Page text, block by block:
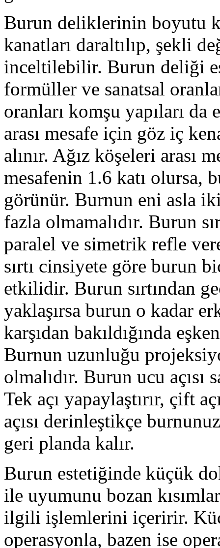
Burun deliklerinin boyutu
kanatları daraltılıp, şekli
inceltilebilir. Burun deliği
formüller ve sanatsal
oranları komşu yapıları
arası mesafe için göz iç
alınır. Ağız köşeleri arası
mesafenin 1.6 katı olursa,
görünür. Burnun eni asla
fazla olmamalıdır. Burun
paralel ve simetrik refle
sırtı cinsiyete göre burun
etkilidir. Burun sırtından
yaklaşırsa burun o kadar
karşıdan bakıldığında
Burnun uzunluğu
olmalıdır. Burun ucu
Tek açı yapaylaştırır, çift
açısı derinleştikçe
geri planda kalır.
Burun estetiğinde küçük
ile uyumunu bozan
ilgili işlemlerini içeririr.
operasyonla, bazen ise